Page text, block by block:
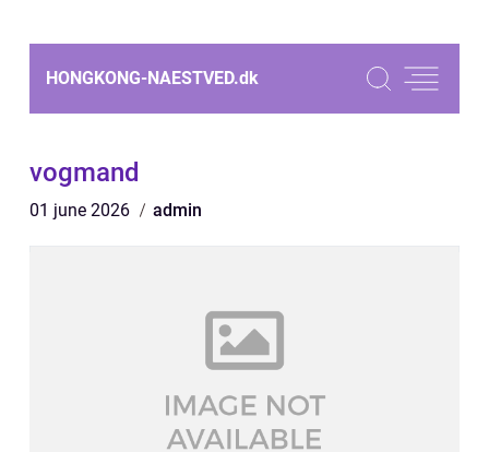
HONGKONG-NAESTVED.dk
vogmand
01 june 2026 admin